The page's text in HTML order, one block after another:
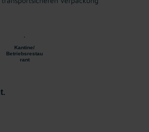
Kantine/
Betriebsrestau
rant